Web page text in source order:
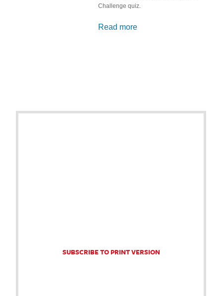
Challenge quiz.
Read more
SUBSCRIBE TO PRINT VERSION